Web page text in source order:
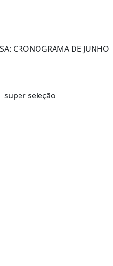
CRONOGRAMA DE JUNHO
super seleção